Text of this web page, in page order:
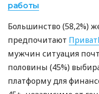
работы
Большинство (58,2%)
предпочитают
мужчин ситуация
половины (45%)
платформу для